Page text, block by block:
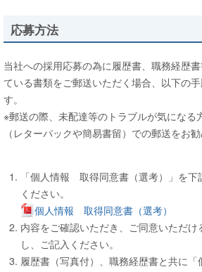
応募方法
当社への採用応募の為に履歴書、職務経歴
ている書類をご郵送いただく場合、以下の
す。
※郵送の際、未配達等のトラブルが気になる
（レターパックや簡易書留）での郵送をお勧
「個人情報 取得同意書（選考）」を下
ください。
個人情報 取得同意書（選考）
内容をご確認いただき、ご同意いただけ
し、ご記入ください。
履歴書（写真付）、職務経歴書と共に